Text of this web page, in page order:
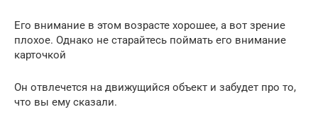
Его внимание в этом возрасте хорошее, а вот зрение
плохое. Однако не старайтесь поймать его внимание
карточкой
Он отвлечется на движущийся объект и забудет про то,
что вы ему сказали.